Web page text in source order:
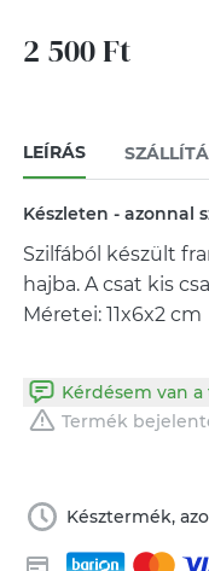
2 500 Ft
LEÍRÁS
Készleten - azonnal
Szilfából készült
hajba. A csat kis
Méretei: 11x6x2 cm
Kérdésem van
Termék
Késztermék,